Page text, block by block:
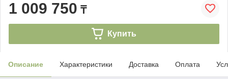
1 009 750 ₸
Купить
Описание Характеристики Доставка Оплата